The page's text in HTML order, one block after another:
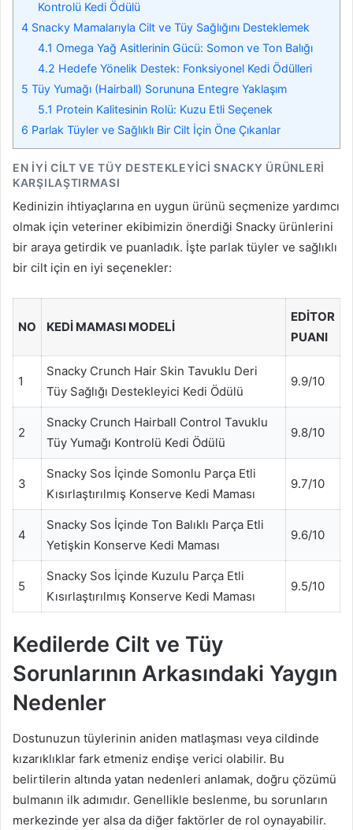
Kontrolü Kedi Ödülü
4 Snacky Mamalarıyla Cilt ve Tüy Sağlığını Desteklemek
4.1 Omega Yağ Asitlerinin Gücü: Somon ve Ton Balığı
4.2 Hedefe Yönelik Destek: Fonksiyonel Kedi Ödülleri
5 Tüy Yumağı (Hairball) Sorununa Entegre Yaklaşım
5.1 Protein Kalitesinin Rolü: Kuzu Etli Seçenek
6 Parlak Tüyler ve Sağlıklı Bir Cilt İçin Öne Çıkanlar
EN İYI CILT VE TÜY DESTEKLEYICI SNACKY ÜRÜNLERI
KARŞILAŞTIRMASI
Kedinizin ihtiyaçlarına en uygun ürünü seçmenize yardımcı
olmak için veteriner ekibimizin önerdiği Snacky ürünlerini
bir araya getirdik ve puanladık. İşte parlak tüyler ve sağlıklı
bir cilt için en iyi seçenekler:
NO KEDI MAMASI MODELI
EDITOR
PUANI
1
Snacky Crunch Hair Skin Tavuklu Deri
Tüy Sağlığı Destekleyici Kedi Ödülü
9.9/10
2
Snacky Crunch Hairball Control Tavuklu
Tüy Yumağı Kontrolü Kedi Ödülü
9.8/10
3
Snacky Sos İçinde Somonlu Parça Etli
Kısırlaştırılmış Konserve Kedi Maması
9.7/10
4
Snacky Sos İçinde Ton Balıklı Parça Etli
Yetişkin Konserve Kedi Maması
9.6/10
5
Snacky Sos İçinde Kuzulu Parça Etli
Kısırlaştırılmış Konserve Kedi Maması
9.5/10
Kedilerde Cilt ve Tüy
Sorunlarının Arkasındaki Yaygın
Nedenler
Dostunuzun tüylerinin aniden matlaşması veya cildinde
kızarıklıklar fark etmeniz endişe verici olabilir. Bu
belirtilerin altında yatan nedenleri anlamak, doğru çözümü
bulmanın ilk adımıdır. Genellikle beslenme, bu sorunların
merkezinde yer alsa da diğer faktörler de rol oynayabilir.